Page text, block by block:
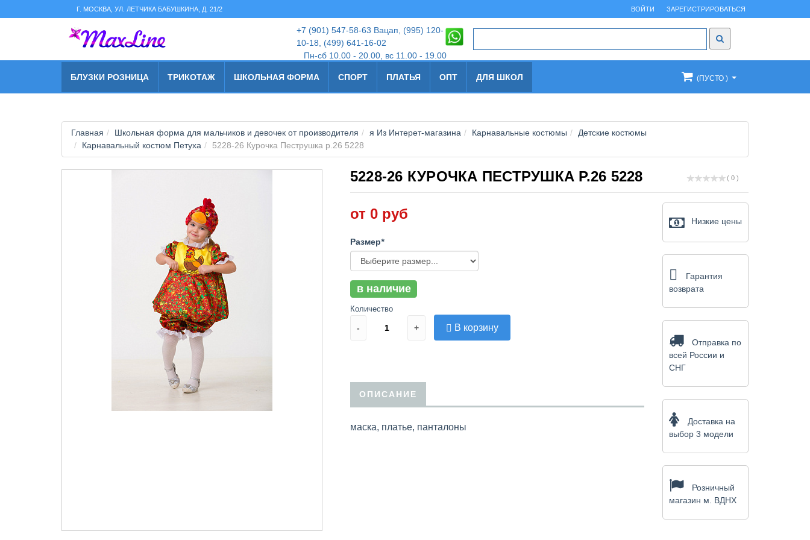
Г. МОСКВА, УЛ. ЛЕТЧИКА БАБУШКИНА, Д. 21/2 ВОЙТИ ЗАРЕГИСТРИРОВАТЬСЯ
+7 (901) 547-58-63 Вацап, (995) 120-
10-18
(499) 641-16-02
Пн-сб 10.00 - 20.00, вс 11.00 - 19.00
БЛУЗКИ РОЗНИЦА ТРИКОТАЖ ШКОЛЬНАЯ ФОРМА СПОРТ ПЛАТЬЯ ОПТ ДЛЯ ШКОЛ (ПУСТО )
Главная Школьная форма для мальчиков и девочек от производителя я Из Интерет-магазина Карнавальные костюмы
Детские костюмы
Карнавальный костюм Петуха
5228-26 Курочка Пеструшка р.26 5228
( 0 )
5228-26 КУРОЧКА ПЕСТРУШКА Р.26 5228
от 0 руб
Размер*
в наличие
Количество
- + В корзину
ОПИСАНИЕ
маска, платье, панталоны
Низкие цены
Гарантия
возврата
Отправка по
всей России и
СНГ
Доставка на
выбор 3 модели
Розничный
магазин м. ВДНХ